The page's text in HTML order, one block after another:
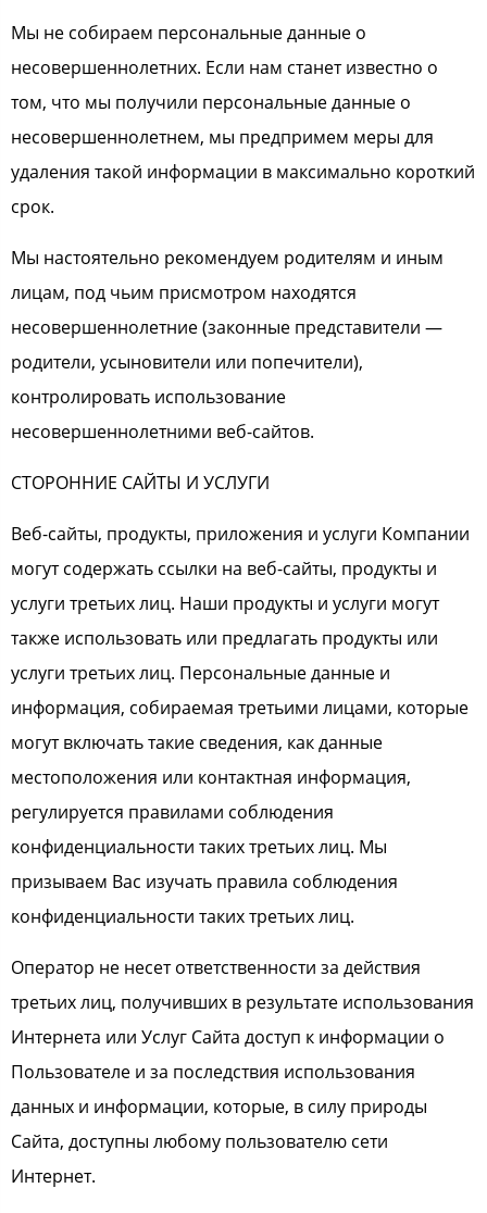
Мы не собираем персональные данные о
несовершеннолетних. Если нам станет известно о
том, что мы получили персональные данные о
несовершеннолетнем, мы предпримем меры для
удаления такой информации в максимально короткий
срок.
Мы настоятельно рекомендуем родителям и иным
лицам, под чьим присмотром находятся
несовершеннолетние (законные представители —
родители, усыновители или попечители),
контролировать использование
несовершеннолетними веб-сайтов.
СТОРОННИЕ САЙТЫ И УСЛУГИ
Веб-сайты, продукты, приложения и услуги Компании
могут содержать ссылки на веб-сайты, продукты и
услуги третьих лиц. Наши продукты и услуги могут
также использовать или предлагать продукты или
услуги третьих лиц. Персональные данные и
информация, собираемая третьими лицами, которые
могут включать такие сведения, как данные
местоположения или контактная информация,
регулируется правилами соблюдения
конфиденциальности таких третьих лиц. Мы
призываем Вас изучать правила соблюдения
конфиденциальности таких третьих лиц.
Оператор не несет ответственности за действия
третьих лиц, получивших в результате использования
Интернета или Услуг Сайта доступ к информации о
Пользователе и за последствия использования
данных и информации, которые, в силу природы
Сайта, доступны любому пользователю сети
Интернет.